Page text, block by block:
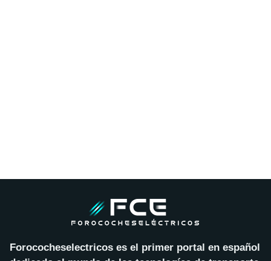
Forococheselectricos es el primer portal en español